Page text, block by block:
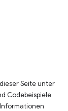
Seite unter
Codebeispiele